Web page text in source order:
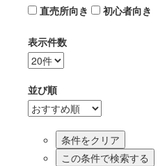
直売所向き
初心者向き
表示件数
並び順
この条件で検索する